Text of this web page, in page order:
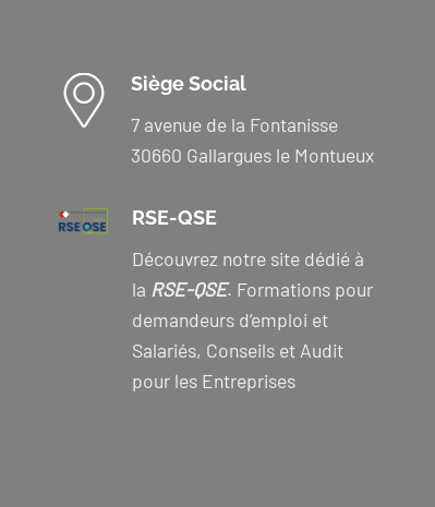
Siège Social
7 avenue de la Fontanisse
30660 Gallargues le Montueux
RSE-QSE
Découvrez notre site dédié à
la RSE-QSE. Formations pour
demandeurs d’emploi et
Salariés, Conseils et Audit
pour les Entreprises